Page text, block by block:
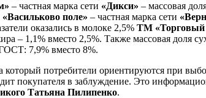
– частная марка сети «Дикси» – массовая
«Васильково поле» – частная марка сети
оказались в молоке 2,5% ТМ «Торговый
– 1,1% вместо 2,5%. Также массовая
7,9% вместо 8%.
который потребители ориентируются при
покупателя в заблуждение. Это
Татьяна Пилипенко.